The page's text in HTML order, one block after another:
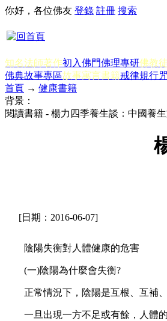
你好，各位佛友 登錄 註冊 搜索
知名法師著作初入佛門佛理專研佛教
佛典故事專區故事寓言書籍戒律規行
首頁 → 健康書籍
背景：
閱讀書籍 - 楊力四季養生談：中國
[日期：2016-06-07]
陰陽失衡對人體健康的危害
(一)陰陽為什麼會失衡?
正常情況下，陰陽是互根、互補、
一旦出現一方不足或有餘，人體的